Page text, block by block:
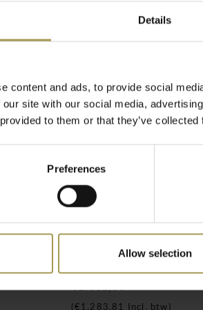
Details
content and ads, to provide social
site with our social media,
to them or that they’ve
Preferences
Allow selection
openen te
van
optimaal belicht
die de sfeer in
zwart en aluminium.
die apart
presentatie.
prijs. Het is de ideale
vitrinekast zonder de
€1.061,00
€1.283,81 Incl. btw)